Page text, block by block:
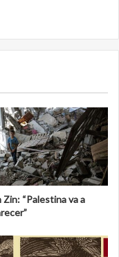
Zin: “Palestina va a